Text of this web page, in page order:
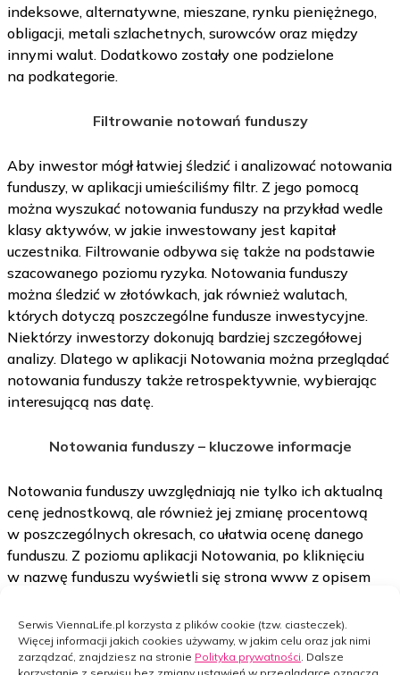
Serwis ViennaLife.pl korzysta z plików cookie (tzw. ciasteczek).
Więcej informacji jakich cookies używamy, w jakim celu oraz jak nimi
zarządzać, znajdziesz na stronie Polityka prywatności. Dalsze
indeksowe, alternatywne, mieszane, rynku pieniężnego,
obligacji, metali szlachetnych, surowców oraz między
innymi walut. Dodatkowo zostały one podzielone
na podkategorie.
Filtrowanie notowań funduszy
Aby inwestor mógł łatwiej śledzić i analizować notowania
funduszy, w aplikacji umieściliśmy filtr. Z jego pomocą
można wyszukać notowania funduszy na przykład wedle
klasy aktywów, w jakie inwestowany jest kapitał
uczestnika. Filtrowanie odbywa się także na podstawie
szacowanego poziomu ryzyka. Notowania funduszy
można śledzić w złotówkach, jak również walutach,
których dotyczą poszczególne fundusze inwestycyjne.
Niektórzy inwestorzy dokonują bardziej szczegółowej
analizy. Dlatego w aplikacji Notowania można przeglądać
notowania funduszy także retrospektywnie, wybierając
interesującą nas datę.
Notowania funduszy – kluczowe informacje
Notowania funduszy uwzględniają nie tylko ich aktualną
cenę jednostkową, ale również jej zmianę procentową
w poszczególnych okresach, co ułatwia ocenę danego
funduszu. Z poziomu aplikacji Notowania, po kliknięciu
w nazwę funduszu wyświetli się strona www z opisem
strategii inwestowania oraz firmy zarządzającej
funduszem. Notowania funduszy przedstawione
w szczegółowy i wygodny sposób dają naszym klientom